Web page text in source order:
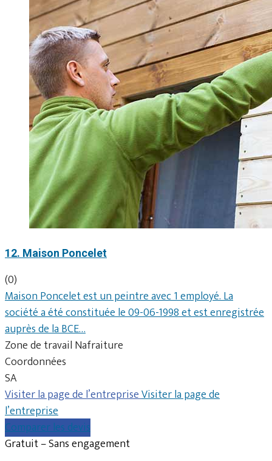
12. Maison Poncelet
(0)
Maison Poncelet est un peintre avec 1 employé. La
société a été constituée le 09-06-1998 et est enregistrée
auprès de la BCE…
Zone de travail Nafraiture
Coordonnées
SA
Visiter la page de l’entrepriseVisiter la page de
l’entreprise
Comparer les devis
Gratuit – Sans engagement